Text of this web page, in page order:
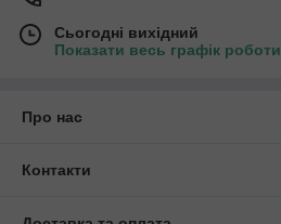
Сьогодні вихідний
Показати весь графік роботи
Про нас
Контакти